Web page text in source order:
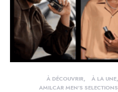
À DÉCOUVRIR À LA UNE
AMILCAR MEN'S SELECTIONS